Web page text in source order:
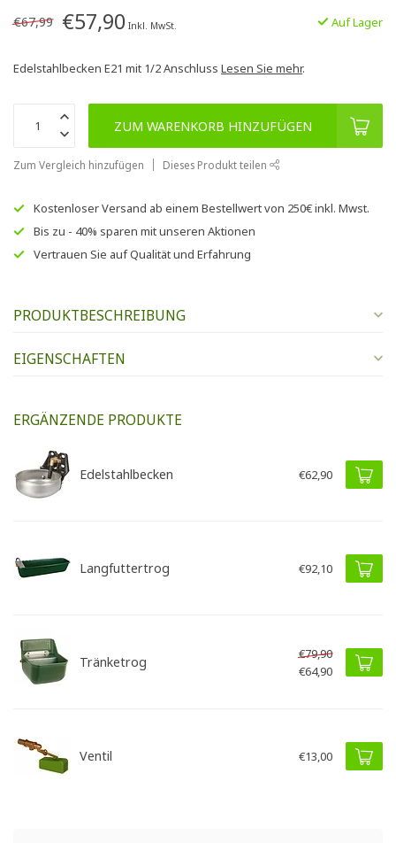
€67,99 €57,90 Inkl. MwSt. Auf Lager
Edelstahlbecken E21 mit 1/2 Anschluss Lesen Sie mehr.
ZUM WARENKORB HINZUFÜGEN
Zum Vergleich hinzufügen Dieses Produkt teilen
Kostenloser Versand ab einem Bestellwert von 250€inkl. Mwst.
Bis zu - 40% sparen mit unseren Aktionen
Vertrauen Sie aufQualität und Erfahrung
PRODUKTBESCHREIBUNG
EIGENSCHAFTEN
ERGÄNZENDE PRODUKTE
Edelstahlbecken €62,90
Langfuttertrog €92,10
Tränketrog
€79,90
€64,90
Ventil €13,00